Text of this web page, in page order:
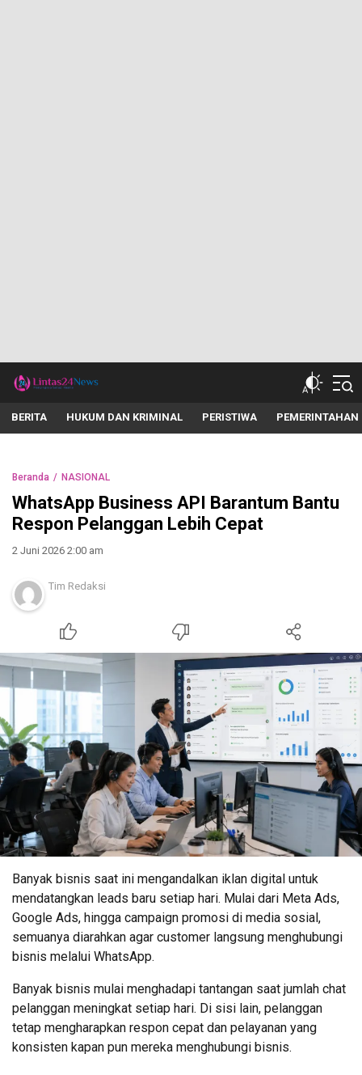
lintas24news.com
Menyingkap Setiap Realita
BERITA HUKUM DAN KRIMINAL PERISTIWA PEMERINTAHAN
Beranda NASIONAL
WhatsApp Business API Barantum Bantu
Respon Pelanggan Lebih Cepat
2 Juni 2026 2:00 am
Tim Redaksi
Banyak bisnis saat ini mengandalkan iklan digital untuk
mendatangkan leads baru setiap hari. Mulai dari Meta Ads,
Google Ads, hingga campaign promosi di media sosial,
semuanya diarahkan agar customer langsung menghubungi
bisnis melalui WhatsApp.
Banyak bisnis mulai menghadapi tantangan saat jumlah chat
pelanggan meningkat setiap hari. Di sisi lain, pelanggan
tetap mengharapkan respon cepat dan pelayanan yang
konsisten kapan pun mereka menghubungi bisnis.